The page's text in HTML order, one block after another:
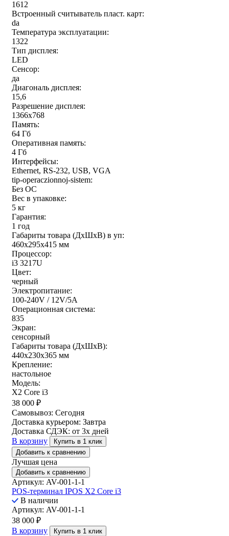
1612
Встроенный считыватель пласт. карт:
da
Температура эксплуатации:
1322
Тип дисплея:
LED
Сенсор:
да
Диагональ дисплея:
15,6
Разрешение дисплея:
1366x768
Память:
64 Гб
Оперативная память:
4 Гб
Интерфейсы:
Ethernet, RS-232, USB, VGA
tip-operaczionnoj-sistem:
Без ОС
Вес в упаковке:
5 кг
Гарантия:
1 год
Габариты товара (ДxШxВ) в уп:
460x295x415 мм
Процессор:
i3 3217U
Цвет:
черный
Электропитание:
100-240V / 12V/5A
Операционная система:
835
Экран:
сенсорный
Габариты товара (ДxШxВ):
440x230x365 мм
Крепление:
настольное
Модель:
X2 Core i3
38 000 ₽
Самовывоз: Сегодня
Доставка курьером: Завтра
Доставка СДЭК: от 3х дней
В корзину
Купить в 1 клик
Добавить к сравнению
Лучшая цена
Добавить к сравнению
Артикул: AV-001-1-1
POS-терминал IPOS X2 Core i3
В наличии
Артикул: AV-001-1-1
38 000 ₽
В корзину
Купить в 1 клик